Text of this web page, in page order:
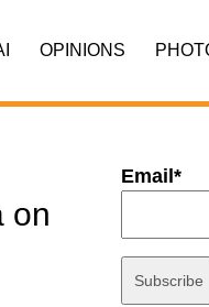
OPINIONS
on
Email*